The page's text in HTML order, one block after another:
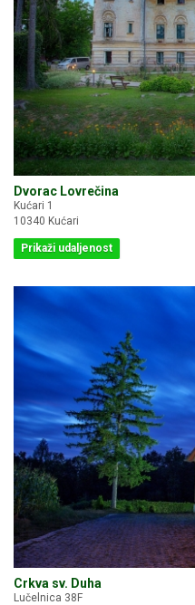
Dvorac Lovrečina
Kućari 1
10340 Kućari
Prikaži udaljenost
Crkva sv. Duha
Lučelnica 38F